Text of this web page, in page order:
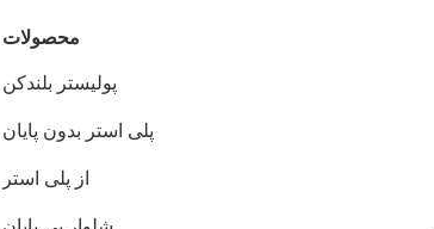
محصولات
پوليستر بلندکن
پلی استر بدون پایان
از پلی استر